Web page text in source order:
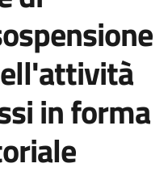
in forma